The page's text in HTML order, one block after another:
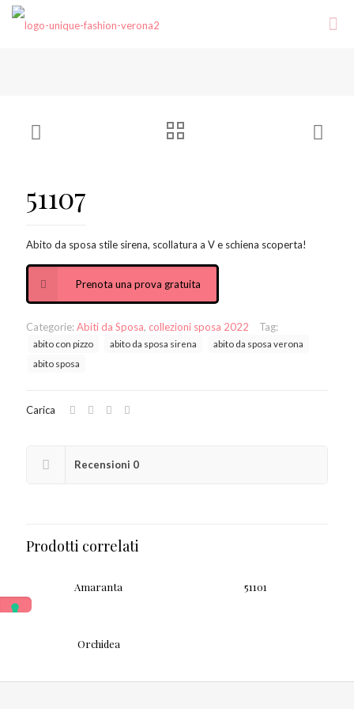
51107
Abito da sposa stile sirena, scollatura a V e schiena scoperta!
Prenota una prova gratuita
Categorie:Abiti da Sposa, collezioni sposa 2022 Tag:
abito con pizzo abito da sposa sirena
abito da sposa verona
abito sposa
Carica
Recensioni 0
Prodotti correlati
Amaranta 51101
Orchidea